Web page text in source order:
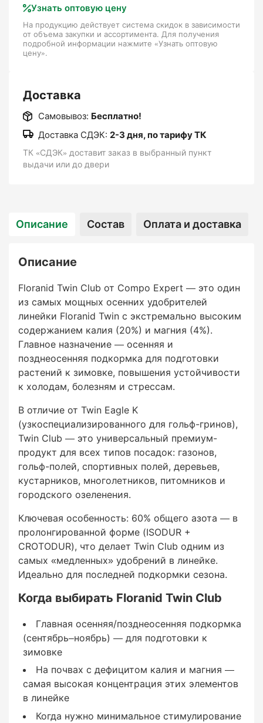
Ключевая особенность: 60% общего азота — в
пролонгированной форме (ISODUR +
CROTODUR), что делает Twin Club одним из
самых «медленных» удобрений в линейке.
Когда выбирать Floranid
Twin Club
Главная осенняя/позднеосенняя подкормка
(сентябрь–ноябрь) — для подготовки к
самая высокая концентрация этих элементов в
Когда нужно минимальное стимулирование
Газоны под повышенной нагрузкой —
спортивные поля перед зимой
Гольф-фарвеи, спортивные газоны,
представительские газоны
Декоративные деревья и кустарники —
повышение зимостойкости и устойчивости к
болезням
Розы и многолетние цветы — подготовка к
зиме
Питомники растений и саженцы —
зимовкой
Городское озеленение, ландшафтный бизнес
— универсальное премиум-решение для осени
Газоны под роботом-газонокосилкой —
равномерное долгое действие
Состав
Компонент
Узнать оптовую цену
На продукцию действует система скидок в зависимости
от объема закупки и ассортимента. Для получения
подробной информации нажмите «Узнать оптовую
цену».
Доставка
Самовывоз: Бесплатно!
Доставка СДЭК: 2-3 дня, по тарифу ТК
ТК «СДЭК» доставит заказ в выбранный пункт
выдачи или до двери
Описание Состав Оплата и доставка
Описание
Floranid Twin Club от Compo Expert — это один
из самых мощных осенних удобрителей
линейки Floranid Twin с экстремально высоким
содержанием калия (20%) и магния (4%).
Главное назначение — осенняя и
позднеосенняя подкормка для подготовки
растений к зимовке, повышения устойчивости
к холодам, болезням и стрессам.
В отличие от Twin Eagle K
(узкоспециализированного для гольф-гринов),
Twin Club — это универсальный премиум-
продукт для всех типов посадок: газонов,
гольф-полей, спортивных полей, деревьев,
кустарников, многолетников, питомников и
городского озеленения.
Ключевая особенность: 60% общего азота — в
пролонгированной форме (ISODUR +
CROTODUR), что делает Twin Club одним из
самых «медленных» удобрений в линейке.
Идеально для последней подкормки сезона.
Когда выбирать Floranid Twin Club
Главная осенняя/позднеосенняя подкормка
(сентябрь–ноябрь) — для подготовки к
зимовке
На почвах с дефицитом калия и магния —
самая высокая концентрация этих элементов
в линейке
Когда нужно минимальное стимулирование